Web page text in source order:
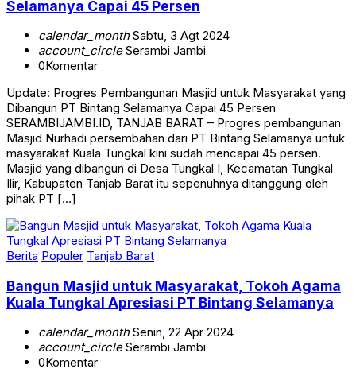
account_circleSerambi Jambi
0Komentar
Dibangun PT Bintang Selamanya Capai 45 Persen
SERAMBIJAMBI.ID, TANJAB BARAT – Progres pembangunan
Masjid Nurhadi persembahan dari PT Bintang Selamanya untuk
masyarakat Kuala Tungkal kini sudah mencapai 45 persen.
Masjid yang dibangun di Desa Tungkal I, Kecamatan Tungkal
Ilir, Kabupaten Tanjab Barat itu sepenuhnya ditanggung oleh
pihak PT […]
Berita Populer Tanjab Barat
Kuala Tungkal Apresiasi PT Bintang Selamanya
account_circleSerambi Jambi
0Komentar